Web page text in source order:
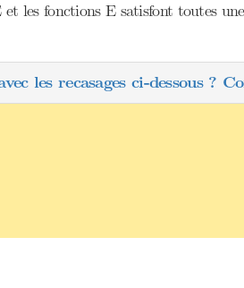
les fonctions E satisfont toutes
les recasages ci-dessous ?